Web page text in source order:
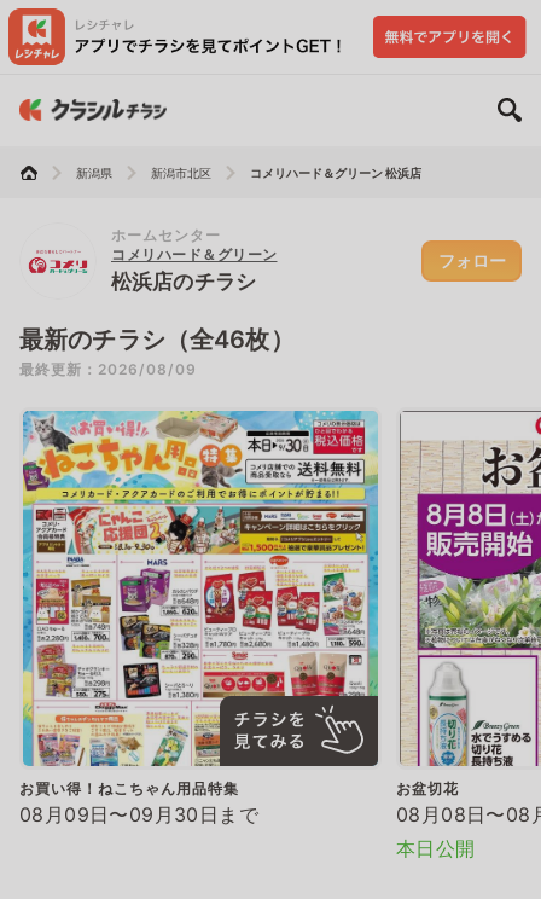
新潟県 新潟市北区 コメリハード＆グリーン 松浜店
ホームセンター
コメリハード＆グリーン
松浜店のチラシ
フォロー
最新のチラシ（全46枚）
最終更新：2026/08/09
お買い得！ねこちゃん用品特集
08月09日〜09月30日まで
お盆切花
08月08日〜08
本日公開